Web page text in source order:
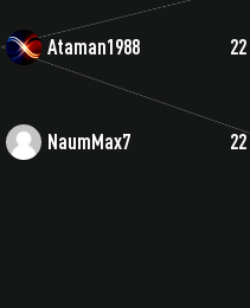
Ataman1988 22
NaumMax7 22